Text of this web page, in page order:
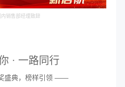
销售部经理致辞
· 一路同行
盛典，榜样引领 ——